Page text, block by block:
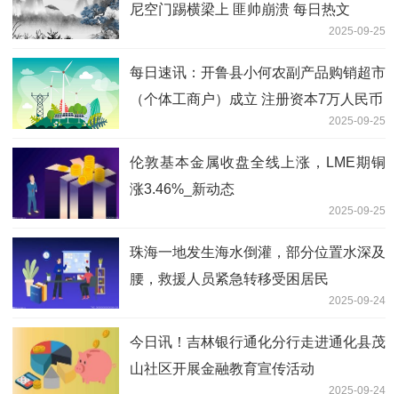
尼空门踢横梁上 匪帅崩溃 每日热文
2025-09-25
每日速讯：开鲁县小何农副产品购销超市
（个体工商户）成立 注册资本7万人民币
2025-09-25
伦敦基本金属收盘全线上涨，LME期铜
涨3.46%_新动态
2025-09-25
珠海一地发生海水倒灌，部分位置水深及
腰，救援人员紧急转移受困居民
2025-09-24
今日讯！吉林银行通化分行走进通化县茂
山社区开展金融教育宣传活动
2025-09-24